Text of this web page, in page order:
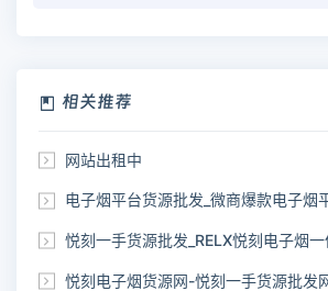
相关推荐
网站出租中
电子烟平台货源批发_微商爆款电子烟
悦刻一手货源批发_RELX悦刻电子烟一件代发
悦刻电子烟货源网-悦刻一手货源批发网